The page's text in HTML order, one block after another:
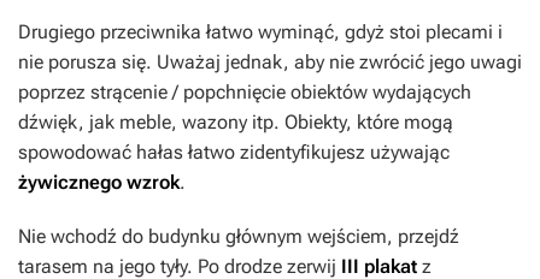
Drugiego przeciwnika łatwo wyminąć, gdyż stoi plecami i
nie porusza się. Uważaj jednak, aby nie zwrócić jego uwagi
poprzez strącenie / popchnięcie obiektów wydających
dźwięk, jak meble, wazony itp. Obiekty, które mogą
spowodować hałas łatwo zidentyfikujesz używając
żywicznego wzrok.
Nie wchodź do budynku głównym wejściem, przejdź
tarasem na jego tyły. Po drodze zerwij III plakat z